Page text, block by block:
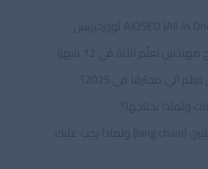
تعلّم الآلة في 12 شهرًا
آلي محترفًا في 2025؟
ولماذا نحتاجها؟
ما هي تقنية لانج تشين (lang chain) ولماذا يجب عليك